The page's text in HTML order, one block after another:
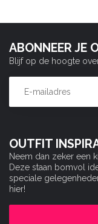
OUTFIT
Neem dan zeker een
Deze staan bomvol
speciale
hier!
ABONNEER JE
Blijf op de hoogte